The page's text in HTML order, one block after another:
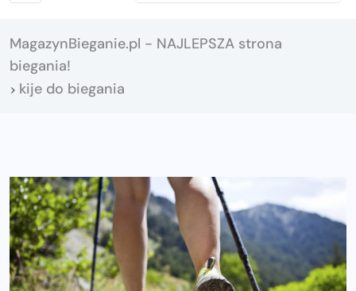
MagazynBieganie.pl - NAJLEPSZA strona
biegania!
> kije do biegania